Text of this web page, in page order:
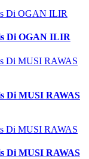
Di OGAN ILIR
Di MUSI RAWAS
Di MUSI RAWAS